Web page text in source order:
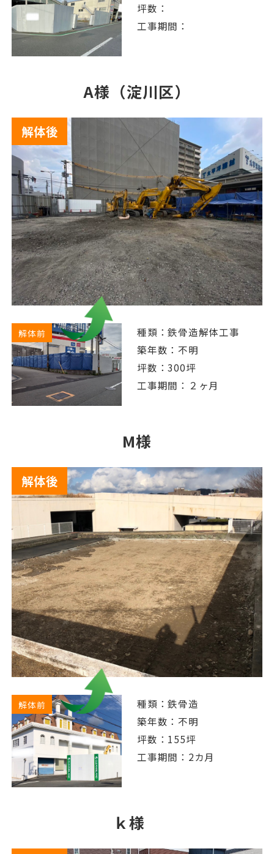
坪数：
工事期間：
A様（淀川区）
解体後
解体前
種類：鉄骨造解体工事
築年数：不明
坪数：300坪
工事期間：２ヶ月
M様
解体後
解体前
種類：鉄骨造
築年数：不明
坪数：155坪
工事期間：2カ月
ｋ様